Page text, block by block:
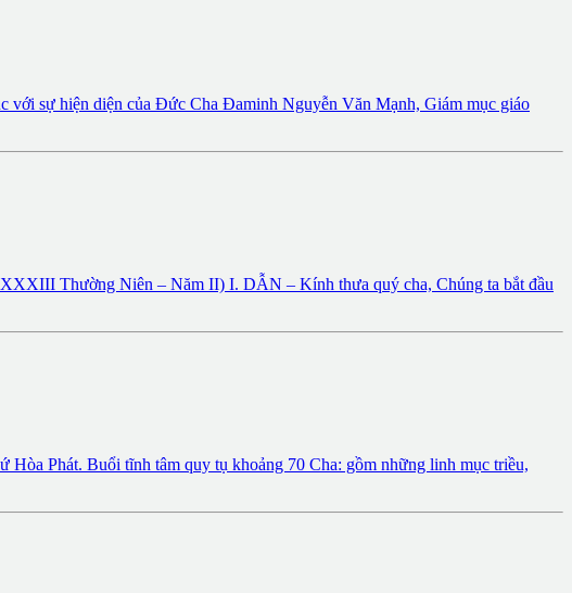
với sự hiện diện của Đức Cha Đaminh Nguyễn Văn Mạnh, Giám mục giáo
Thường Niên – Năm II) I. DẪN – Kính thưa quý cha, Chúng ta bắt đầu
Phát. Buổi tĩnh tâm quy tụ khoảng 70 Cha: gồm những linh mục triều,